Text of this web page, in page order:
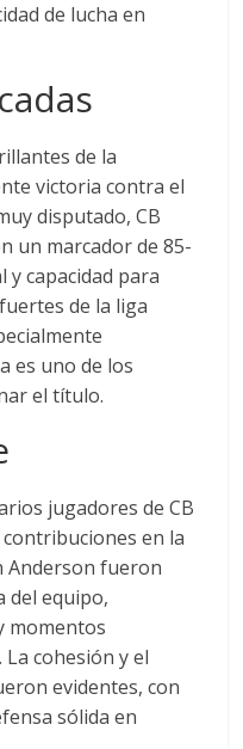
de lucha en
de la
victoria contra el
disputado, CB
un marcador de 85-
y capacidad para
de la liga​
es uno de los
el título.
jugadores de CB
en la
Anderson fueron
del equipo,
momentos
cohesión y el
evidentes, con
sólida en